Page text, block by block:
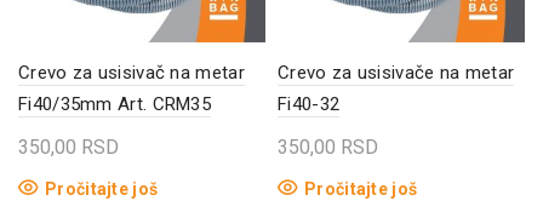
Crevo za usisivač na metar
Fi40/35mm Art. CRM35
350,00 RSD
Pročitajte još
Crevo za usisivače na metar
Fi40-32
350,00 RSD
Pročitajte još